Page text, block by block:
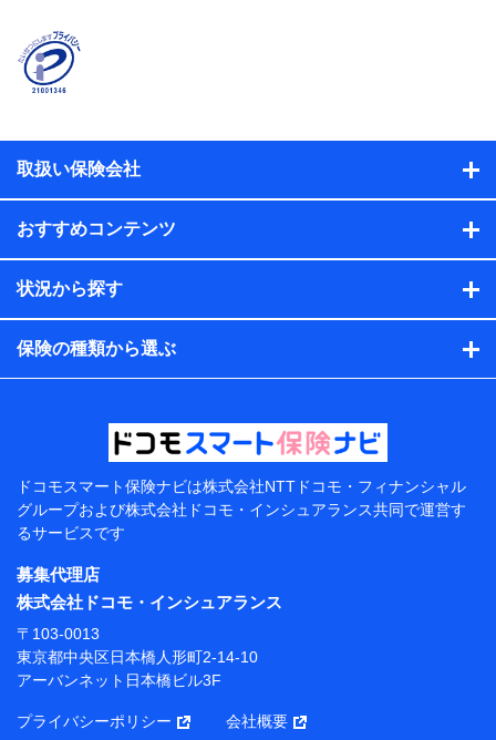
名、住所、生年月日、性別、保険契約者と被保険者の関
係、保険加入の目的、保険商品の内容、保険料、保険料
のお支払方法、車のメーカーや走行距離などの情報、建
ル内容や送信履歴の情報及び保険の更改案内等を提供し
保険契約情報
当社または株式会社NTTドコモ・フィナンシャルグルー
プが取得し、又は保有する保険契約に関する情報。例と
して、保険契約者及び被保険者の氏名、住所、生年月
日、性別、保険契約者と被保険者の関係、保険加入の目
的、保険商品の内容、保険料、保険料のお支払方法、車
のメーカーや走行距離などの情報、建物の構造や築年数
などの情報、ペットの種類や年齢などの情報などが含ま
提供当事者から受領当事者が個人データを取得する方法
電子的・電磁的方法等
【共同して利用する者の範囲】
当社
株式会社NTTドコモ・フィナンシャルグループ
【利用目的】
当社または株式会社NTTドコモ・フィナンシャルグルー
プが提供する保険関連サービスにおけるユーザー登録受
付および管理のため
当社または株式会社NTTドコモ・フィナンシャルグルー
携会社の保険その他に関する情報を提供するため、また
取扱い保険会社
おすすめコンテンツ
状況から探す
保険の種類から選ぶ
ドコモスマート保険ナビは株式会社NTTドコモ・フィナンシャル
グループおよび株式会社ドコモ・インシュアランス共同で運営す
るサービスです
募集代理店
株式会社ドコモ・インシュアランス
〒103-0013
東京都中央区日本橋人形町2-14-10
アーバンネット日本橋ビル3F
プライバシーポリシー 会社概要